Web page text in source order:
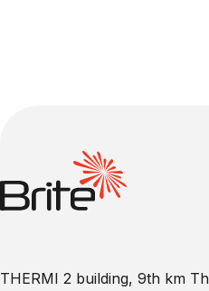
THERMI 2 building, 9th km